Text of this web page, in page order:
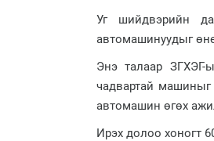
Уг шийдвэрийн
автомашинуудыг
Энэ талаар ЗГХЭГ-
чадвартай машиныг
автомашин өгөх
Ирэх долоо хоногт